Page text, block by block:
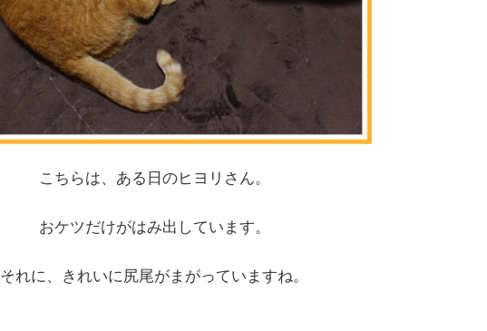
こちらは、ある日のヒヨリさん。
おケツだけがはみ出しています。
それに、きれいに尻尾がまがっていますね。